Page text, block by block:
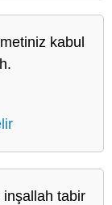
kabul
tabir